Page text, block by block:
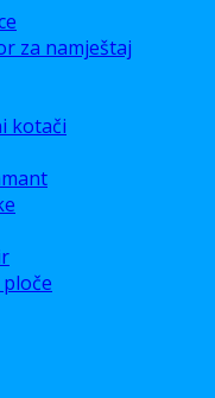
za namještaj
kotači